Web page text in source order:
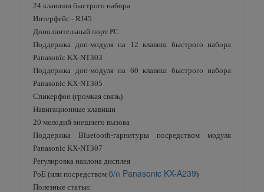
24 клавиши быстрого набора
Интерфейс - RJ45
Дополнительный порт PC
Поддержка доп-модуля на 12 клавиш быстрого набора
Panasonic KX-NT303
Поддержка доп-модуля на 60 клавиш быстрого набора
Panasonic KX-NT305
Спикерфон (громкая связь)
Навигационные клавиши
20 мелодий внешнего вызова
Поддержка Bluetooth-гарнитуры посредством модуля
Panasonic KX-NT307
Регулировка наклона дисплея
PoE (или посредством б/п Panasonic KX-A239)
Полезные статьи: